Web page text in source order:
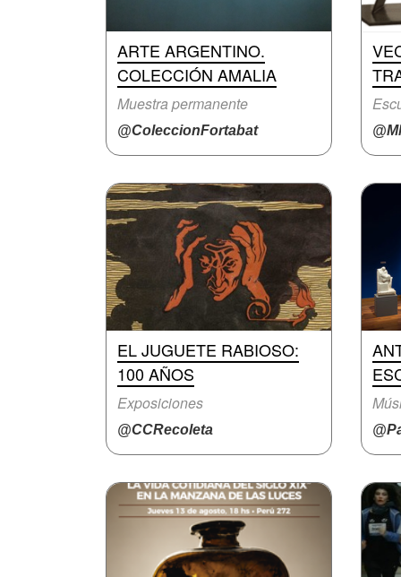
ARTE ARGENTINO.
COLECCIÓN AMALIA
Muestra permanente
@ColeccionFortabat
EL JUGUETE RABIOSO:
100 AÑOS
Exposiciones
@CCRecoleta